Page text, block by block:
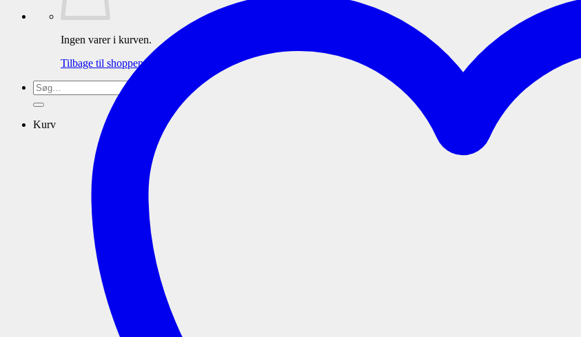
Ingen varer i kurven.
Tilbage til shoppen
Søg
efter:
Kurv